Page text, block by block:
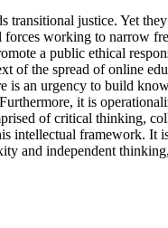
transitional justice. Yet
working to narrow
a public ethical
of the spread of online
is an urgency to build
it is
of critical thinking,
intellectual framework. It
and independent